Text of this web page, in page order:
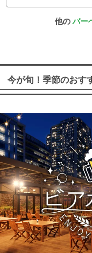
他のバー
今が旬！季節のおす